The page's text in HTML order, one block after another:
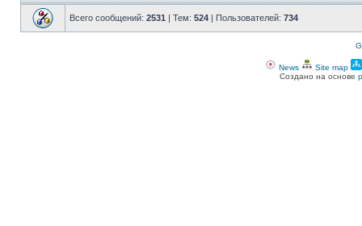
Всего сообщений: 2531 | Тем: 524 | Пользователей: 734
News Site map
Создано на основе